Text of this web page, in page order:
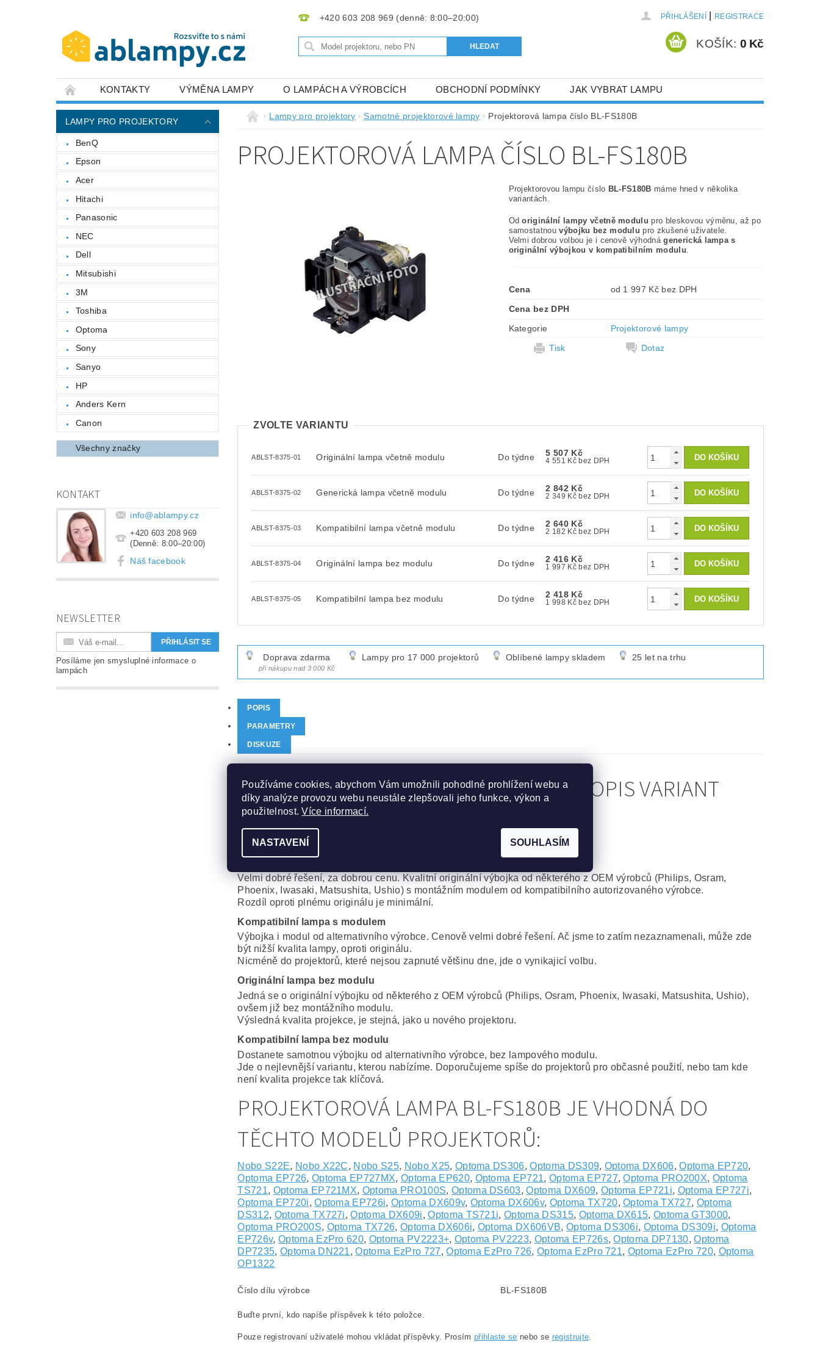
+420 603 208 969 PŘIHLÁŠENÍ REGISTRACE
KOŠÍK: 0 Kč
KONTAKTY VÝMĚNA LAMPY O LAMPÁCH A VÝROBCÍCH OBCHODNÍ PODMÍNKY JAK VYBRAT LAMPU
LAMPY PRO PROJEKTORY
BenQ
Epson
Acer
Hitachi
Panasonic
NEC
Dell
Mitsubishi
3M
Toshiba
Optoma
Sony
Sanyo
HP
Anders Kern
Canon
Všechny značky
KONTAKT
info@ablampy.cz
+420 603 208 969
(Denně: 8:00–20:00)
Náš facebook
NEWSLETTER
Posíláme jen smysluplné informace o
lampách
Lampy pro projektory Samotné projektorové lampy Projektorová lampa číslo BL-FS180B
PROJEKTOROVÁ LAMPA ČÍSLO BL-FS180B
Projektorovou lampu číslo BL-FS180B máme hned v několika
variantách.
Odoriginální lampy včetně modulu pro bleskovou výměnu, až po
samostatnouvýbojku bez modulu pro zkušené uživatele.
Velmi dobrou volbou je i cenově výhodnágenerická lampa s
originální výbojkou v kompatibilním modulu.
Cena
od 1 997 Kč bez DPH
Cena bez DPH
Kategorie
Projektorové lampy
Tisk
Dotaz
ZVOLTE VARIANTU
ABLST-8375-01 Originální lampa včetně modulu Do týdne 5 507 Kč
4 551 Kč bez DPH
ABLST-8375-02 Generická lampa včetně modulu Do týdne 2 842 Kč
2 349 Kč bez DPH
ABLST-8375-03 Kompatibilní lampa včetně modulu Do týdne 2 640 Kč
2 182 Kč bez DPH
ABLST-8375-04 Originální lampa bez modulu Do týdne 2 416 Kč
1 997 Kč bez DPH
ABLST-8375-05 Kompatibilní lampa bez modulu Do týdne 2 418 Kč
1 998 Kč bez DPH
Doprava zdarma
při nákupu nad 3 000 Kč
Lampy pro 17 000 projektorů Oblíbené lampy skladem 25 let na trhu
POPIS
PARAMETRY
DISKUZE
PROJEKTOROVÁ LAMPA BL-FS180B - POPIS VARIANT
Originální lampa včetně modulu
Výbojka i modul jsou od originálního výrobce.
Maximální spolehlivost a výdrž bez kompromisů.
Velmi dobré řešení, za dobrou cenu. Kvalitní originální výbojka od některého z OEM výrobců (Philips, Osram,
Phoenix, Iwasaki, Matsushita, Ushio) s montážním modulem od kompatibilního autorizovaného výrobce.
Rozdíl oproti plnému originálu je minimální.
Kompatibilní lampa s modulem
Výbojka i modul od alternativního výrobce. Cenově velmi dobré řešení. Ač jsme to zatím nezaznamenali, může zde
být nižší kvalita lampy, oproti originálu.
Nicméně do projektorů, které nejsou zapnuté většinu dne, jde o vynikajicí volbu.
Originální lampa bez modulu
Jedná se o originální výbojku od některého z OEM výrobců (Philips, Osram, Phoenix, Iwasaki, Matsushita, Ushio),
ovšem již bez montážního modulu.
Výsledná kvalita projekce, je stejná, jako u nového projektoru.
Kompatibilní lampa bez modulu
Dostanete samotnou výbojku od alternativního výrobce, bez lampového modulu.
Jde o nejlevnější variantu, kterou nabízíme. Doporučujeme spíše do projektorů pro občasné použití, nebo tam kde
není kvalita projekce tak klíčová.
PROJEKTOROVÁ LAMPA BL-FS180B JE VHODNÁ DO
TĚCHTO MODELŮ PROJEKTORŮ:
Nobo S22E, Nobo X22C, Nobo S25, Nobo X25, Optoma DS306,Optoma DS309, Optoma DX606,Optoma EP720,
Optoma EP726, Optoma EP727MX,Optoma EP620, Optoma EP721, Optoma EP727,Optoma PRO200X, Optoma
TS721, Optoma EP721MX, Optoma PRO100S, Optoma DS603,Optoma DX609, Optoma EP721i, Optoma EP727i,
Optoma EP720i,Optoma EP726i,Optoma DX609v, Optoma DX606v, Optoma TX720,Optoma TX727, Optoma
DS312, Optoma TX727i,Optoma DX609i,Optoma TS721i,Optoma DS315, Optoma DX615,Optoma GT3000,
Optoma PRO200S, Optoma TX726,Optoma DX606i, Optoma DX606VB, Optoma DS306i, Optoma DS309i, Optoma
EP726v, Optoma EzPro 620, Optoma PV2223+, Optoma PV2223, Optoma EP726s,Optoma DP7130,Optoma
DP7235, Optoma DN221,Optoma EzPro 727,Optoma EzPro 726, Optoma EzPro 721, Optoma EzPro 720, Optoma
OP1322
Číslo dílu výrobce BL-FS180B
Buďte první, kdo napíše příspěvek k této položce.
Pouze registrovaní uživatelé mohou vkládat příspěvky. Prosím přihlaste se nebo se registrujte
Používáme cookies, abychom Vám umožnili pohodlné prohlížení webu a
díky analýze provozu webu neustále zlepšovali jeho funkce, výkon a
použitelnost.Více informací.
NASTAVENÍ SOUHLASÍM